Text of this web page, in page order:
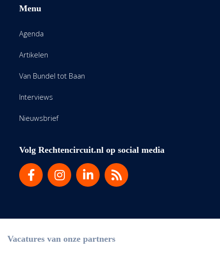
Menu
Agenda
Artikelen
Van Bundel tot Baan
Interviews
Nieuwsbrief
Volg Rechtencircuit.nl op social media
Vacatures van onze partners